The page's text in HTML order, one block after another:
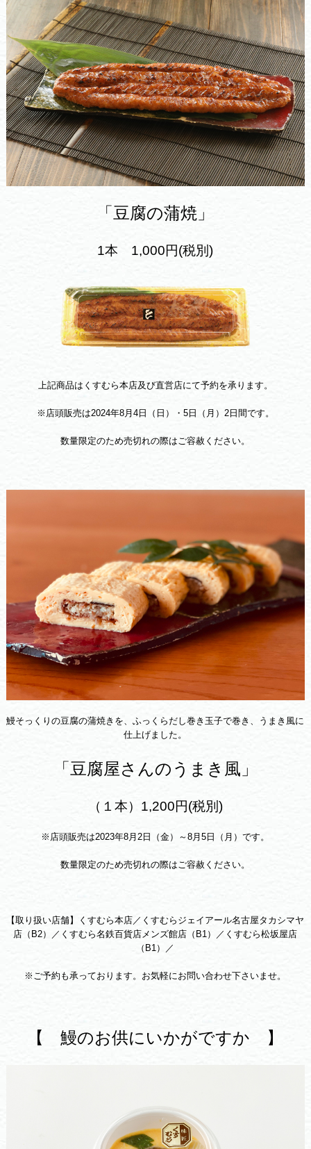
「豆腐の蒲焼」
1本 1,000円(税別)
上記商品はくすむら本店及び直営店にて予約を承ります。
※店頭販売は2024年8月4日（日）・5日（月）2日間です。
数量限定のため売切れの際はご容赦ください。
鰻そっくりの豆腐の蒲焼きを、ふっくらだし巻き玉子で巻き、うまき風に
仕上げました。
「豆腐屋さんのうまき風」
（１本）1,200円(税別)
※店頭販売は2023年8月2日（金）～8月5日（月）です。
数量限定のため売切れの際はご容赦ください。
【取り扱い店舗】くすむら本店／くすむらジェイアール名古屋タカシマヤ
店（B2）／くすむら名鉄百貨店メンズ館店（B1）／くすむら松坂屋店
（B1）／
※ご予約も承っております。お気軽にお問い合わせ下さいませ。
【 鰻のお供にいかがですか 】